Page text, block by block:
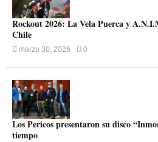
Rockout 2026: La Vela Puerca y
Chile
marzo 30, 2026 0
Los Pericos presentaron su disco
tiempo